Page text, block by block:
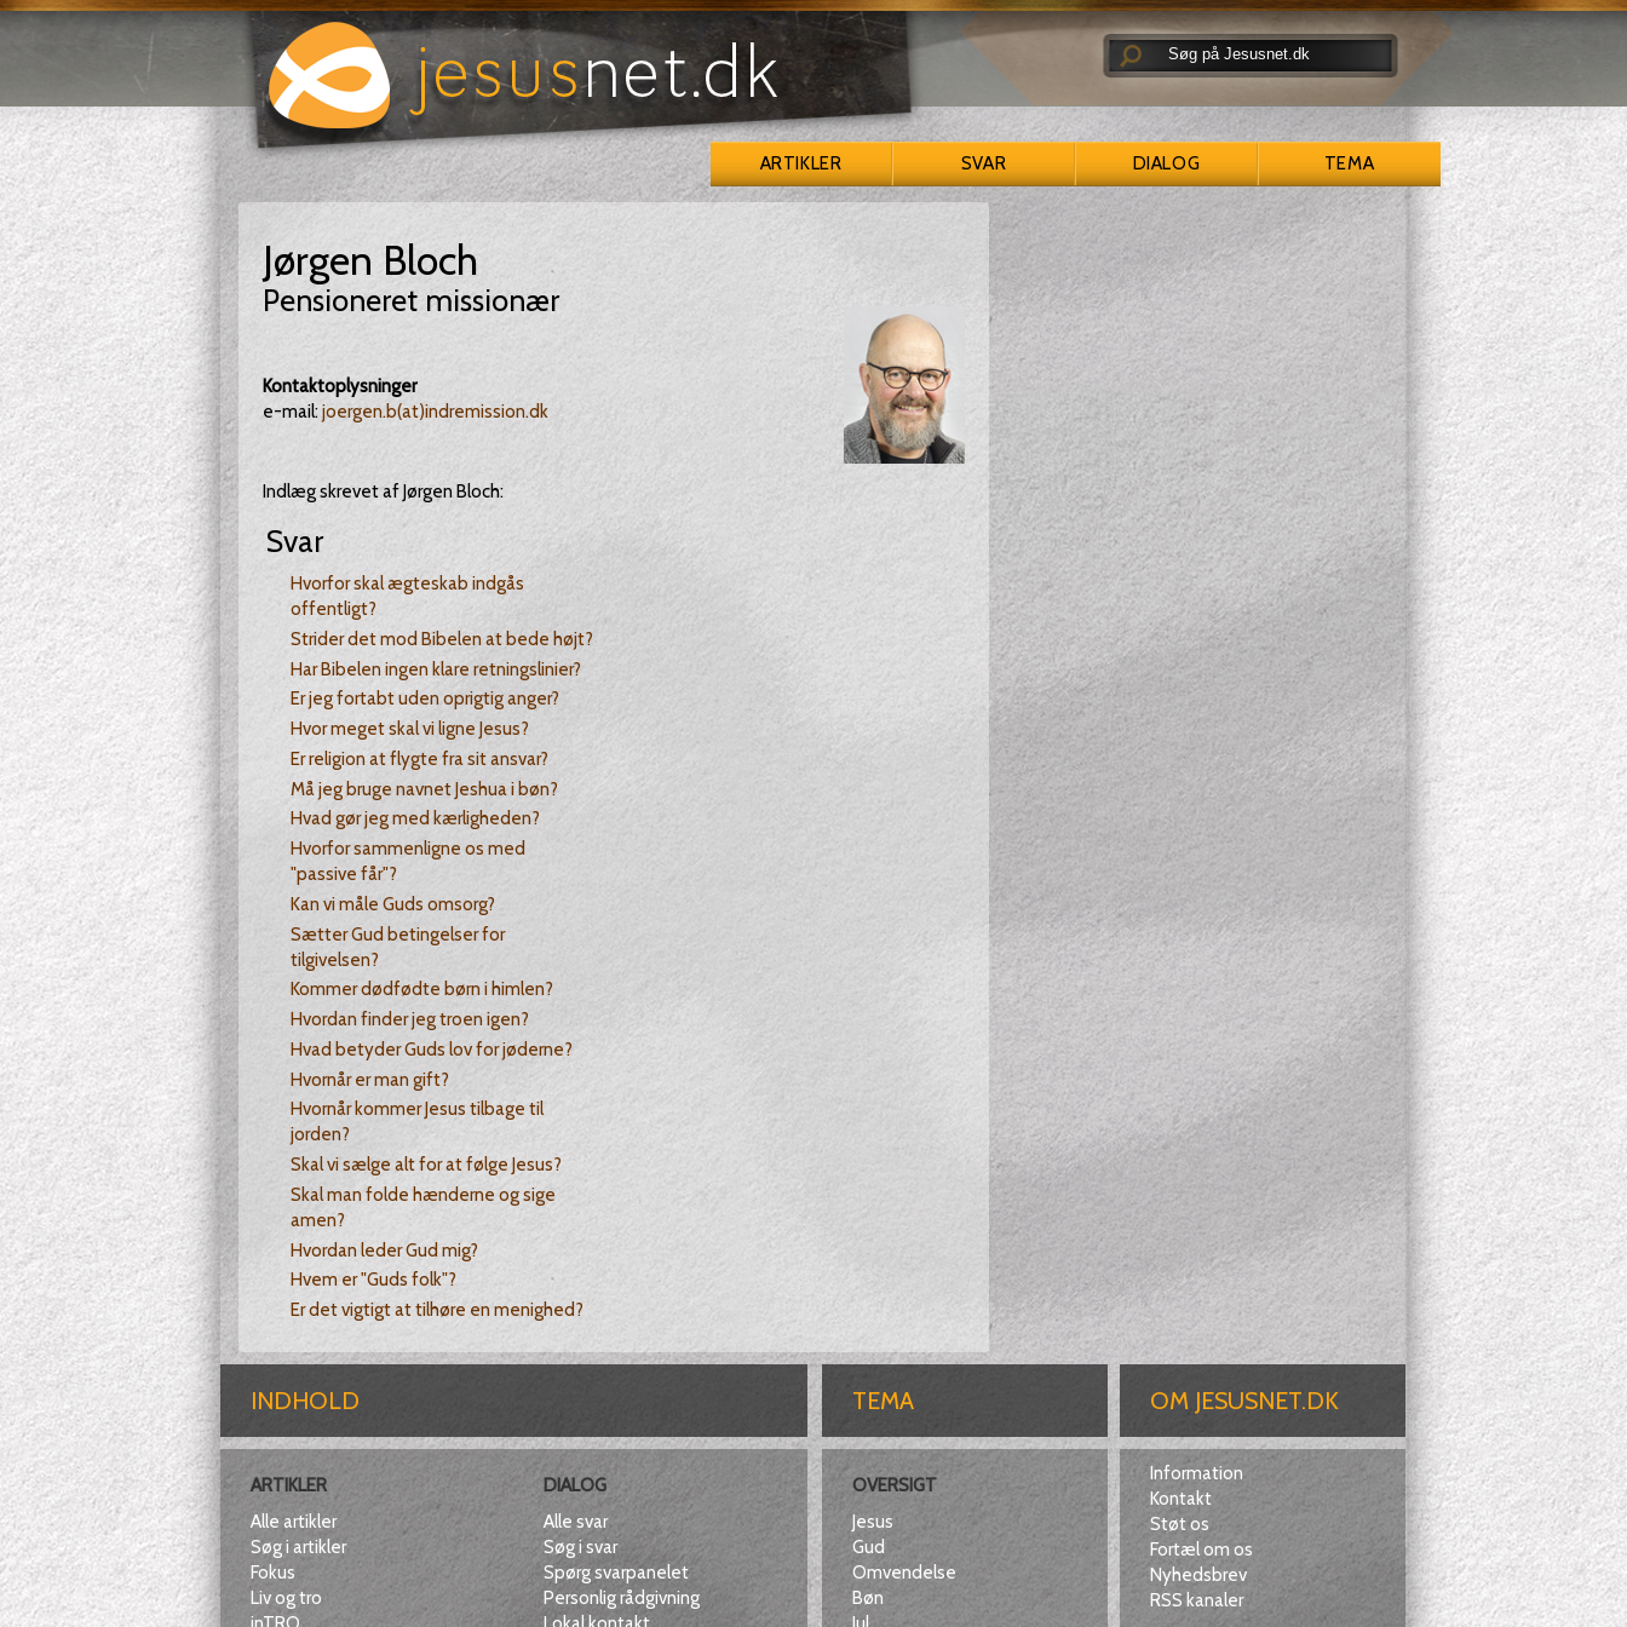
ARTIKLER SVAR DIALOG TEMA
Jørgen Bloch
Pensioneret missionær
Kontaktoplysninger
e-mail:joergen.b(at)indremission.dk
Indlæg skrevet af Jørgen Bloch:
Svar
Hvorfor skal ægteskab indgås
offentligt?
Strider det mod Bibelen at bede højt?
Har Bibelen ingen klare retningslinier?
Er jeg fortabt uden oprigtig anger?
Hvor meget skal vi ligne Jesus?
Er religion at flygte fra sit ansvar?
Må jeg bruge navnet Jeshua i bøn?
Hvad gør jeg med kærligheden?
Hvorfor sammenligne os med
"passive får"?
Kan vi måle Guds omsorg?
Sætter Gud betingelser for
tilgivelsen?
Kommer dødfødte børn i himlen?
Hvordan finder jeg troen igen?
Hvad betyder Guds lov for jøderne?
Hvornår er man gift?
Hvornår kommer Jesus tilbage til
jorden?
Skal vi sælge alt for at følge Jesus?
Skal man folde hænderne og sige
amen?
Hvordan leder Gud mig?
Hvem er "Guds folk"?
Er det vigtigt at tilhøre en menighed?
INDHOLD
ARTIKLER
Alle artikler
Søg i artikler
Fokus
Liv og tro
DIALOG
Alle svar
Søg i svar
Spørg svarpanelet
Personlig rådgivning
TEMA
OVERSIGT
Jesus
Gud
Omvendelse
Bøn
OM JESUSNET.DK
Information
Kontakt
Støt os
Fortæl om os
Nyhedsbrev
RSS kanaler